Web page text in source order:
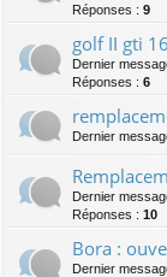
Réponses : 9
golf II gti 16
Dernier
Réponses : 6
Dernier
Dernier
Réponses : 10
Bora :
Dernier